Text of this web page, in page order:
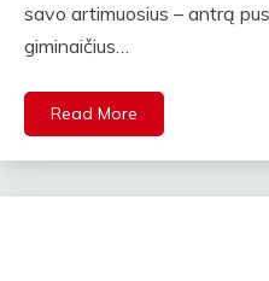
savo artimuosius – antrą
giminaičius…
Read More